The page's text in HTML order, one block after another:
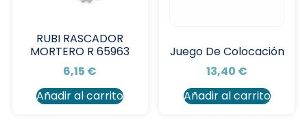
RUBI RASCADOR
MORTERO R 65963
6,15 €
Añadir al carrito
Juego De Colocación
13,40 €
Añadir al carrito